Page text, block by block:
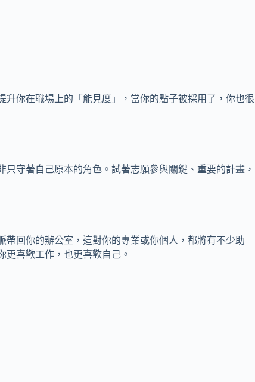
你在職場上的「能見度」，當你的點子被採用了，你也很
守著自己原本的角色。試著志願參與關鍵、重要的計畫，
帶回你的辦公室，這對你的專業或你個人，都將有不少助
更喜歡工作，也更喜歡自己。